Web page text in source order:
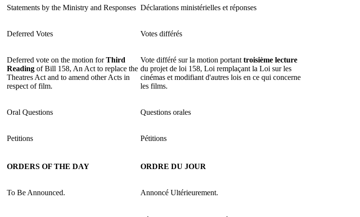
Statements by the Ministry and Responses Déclarations ministérielles et réponses
Deferred Votes Votes différés
Deferred vote on the motion forThird
Reading of Bill 158, An Act to replace the
Theatres Act and to amend other Acts in
respect of film.
Vote différé sur la motion portant troisième lecture
du projet de loi 158, Loi remplaçant la Loi sur les
cinémas et modifiant d'autres lois en ce qui concerne
les films.
Oral Questions Questions orales
Petitions Pétitions
ORDERS OF THE DAY ORDRE DU JOUR
To Be Announced. Annoncé Ultérieurement.